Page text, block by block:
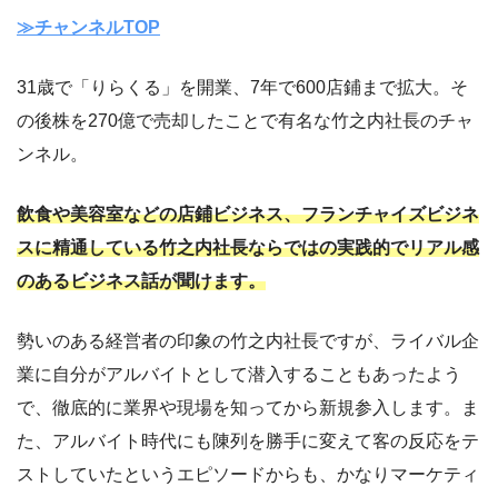
≫チャンネルTOP
31歳で「りらくる」を開業、7年で600店鋪まで拡大。そ
の後株を270億で売却したことで有名な竹之内社長のチャ
ンネル。
飲食や美容室などの店鋪ビジネス、フランチャイズビジネ
スに精通している竹之内社長ならではの実践的でリアル感
のあるビジネス話が聞けます。
勢いのある経営者の印象の竹之内社長ですが、ライバル企
業に自分がアルバイトとして潜入することもあったよう
で、徹底的に業界や現場を知ってから新規参入します。ま
た、アルバイト時代にも陳列を勝手に変えて客の反応をテ
ストしていたというエピソードからも、かなりマーケティ